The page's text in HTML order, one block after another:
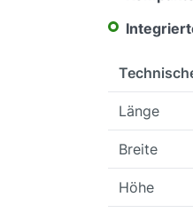
Länge
Breite
Höhe